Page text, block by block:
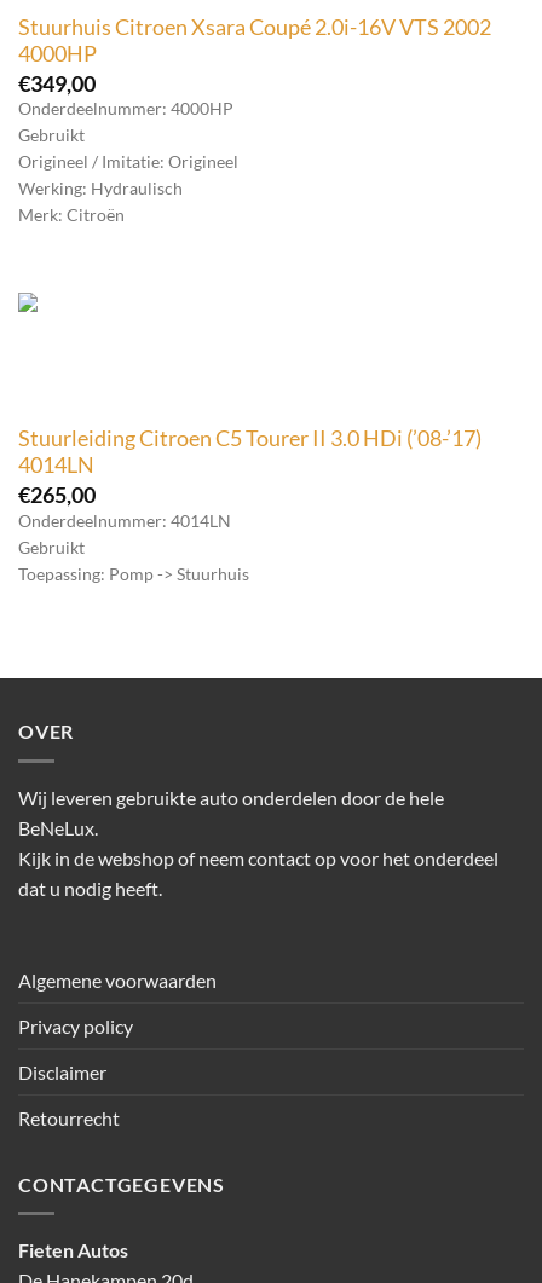
Stuurhuis Citroen Xsara Coupé 2.0i-16V VTS 2002
4000HP
€349,00
Onderdeelnummer: 4000HP
Gebruikt
Origineel / Imitatie: Origineel
Werking: Hydraulisch
Merk: Citroën
Stuurleiding Citroen C5 Tourer II 3.0 HDi (’08-’17)
4014LN
€265,00
Onderdeelnummer: 4014LN
Gebruikt
Toepassing: Pomp -> Stuurhuis
OVER
Wij leveren gebruikte auto onderdelen door de hele
BeNeLux.
Kijk in de webshop of neem contact op voor het onderdeel
dat u nodig heeft.
Algemene voorwaarden
Privacy policy
Disclaimer
Retourrecht
CONTACTGEGEVENS
Fieten Autos